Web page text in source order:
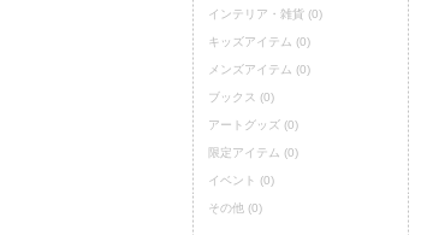
インテリア・雑貨 (0)
キッズアイテム (0)
メンズアイテム (0)
ブックス (0)
アートグッズ (0)
限定アイテム (0)
イベント (0)
その他 (0)